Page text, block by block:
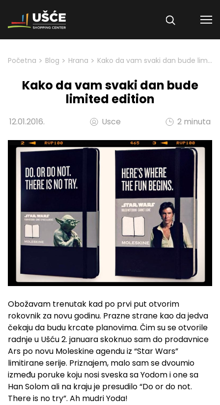
Skip to content
Početna > Blog > Hrana > Kako da vam svaki dan bude limited edition
Kako da vam svaki dan bude
limited edition
12.01.2016. Usce 2 minuta
Obožavam trenutak kad po prvi put otvorim
rokovnik za novu godinu. Prazne strane kao da jedva
čekaju da budu krcate planovima. Čim su se otvorile
radnje u Ušću 2. januara skoknuo sam do prodavnice
Ars po novu Moleskine agendu iz “Star Wars”
limitirane serije. Priznajem, malo sam se dvoumio
između poruke koju nosi sveska sa Yodom i one sa
Han Solom ali na kraju je presudilo “Do or do not.
There is no try”. Ah mudri Yoda!